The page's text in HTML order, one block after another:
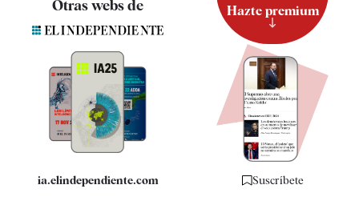
Quiénes somos
Especificaciones
Otras webs de
ia.elindependiente.com
Hazte premium
Suscríbete